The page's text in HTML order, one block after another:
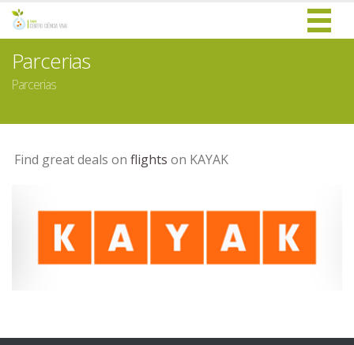
Parcerias
Parcerias
Find great deals on flights on KAYAK